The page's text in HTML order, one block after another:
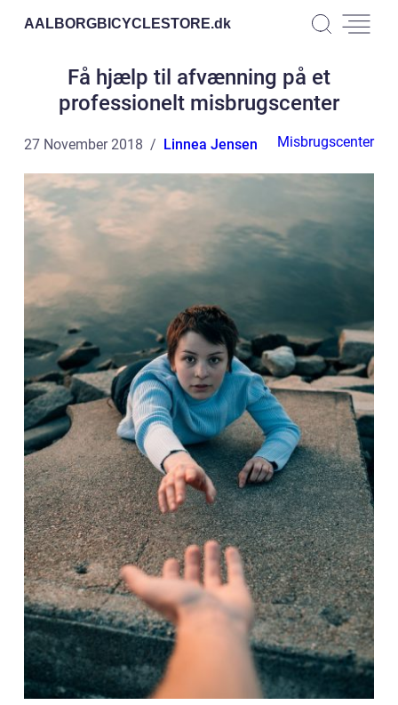
AALBORGBICYCLESTORE.dk
Få hjælp til afvænning på et
professionelt misbrugscenter
27 November 2018 Linnea Jensen Misbrugscenter